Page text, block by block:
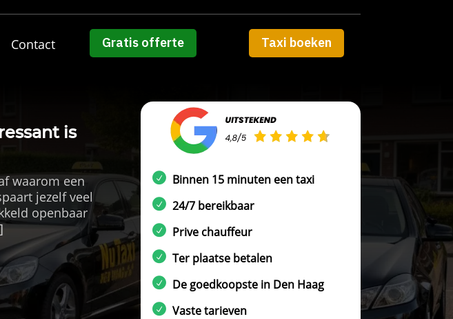
Contact Gratis offerte Taxi boeken
is
waarom een
jezelf veel
openbaar
Binnen 15 minuten een taxi
24/7 bereikbaar
Prive chauffeur
Ter plaatse betalen
De goedkoopste in Den Haag
Vaste tarieven